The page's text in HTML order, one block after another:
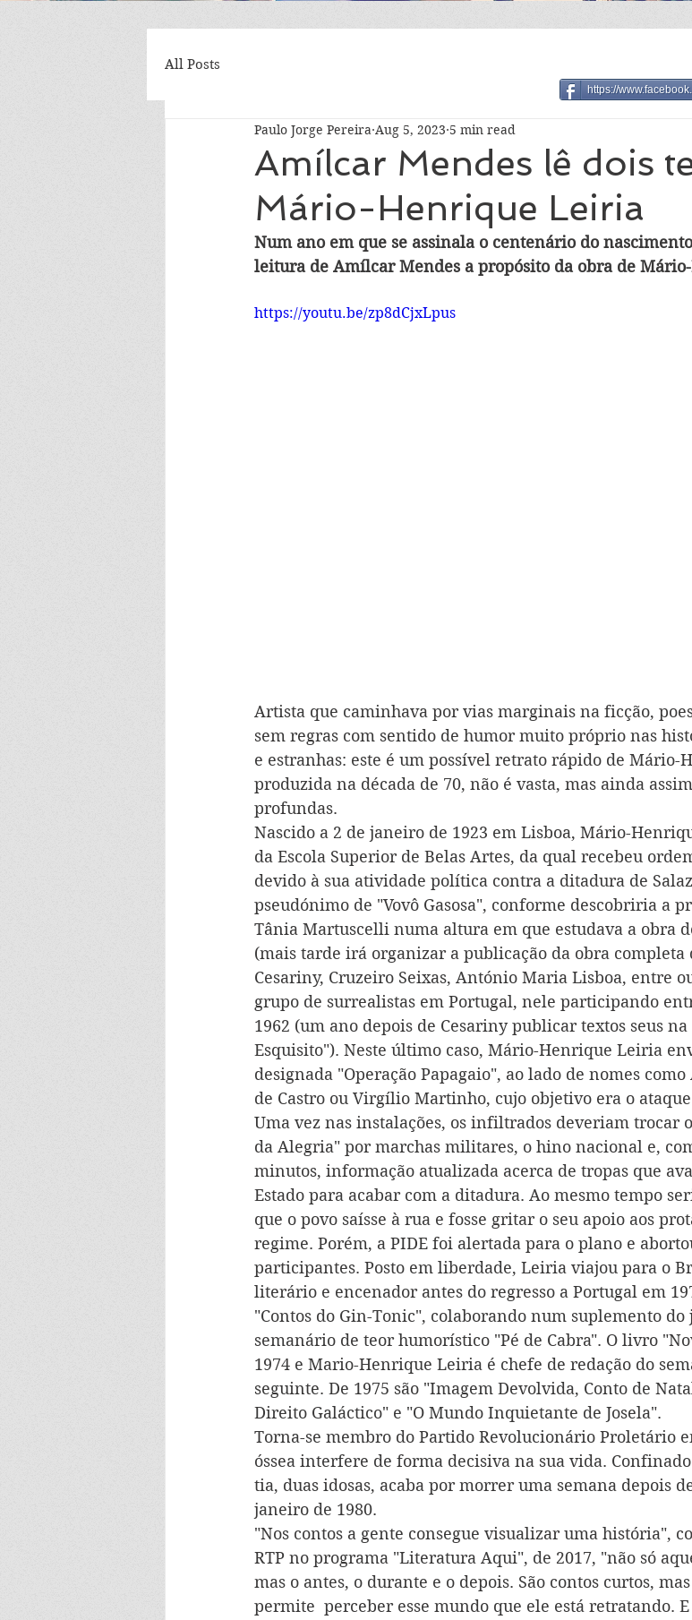
All Posts
Amílcar Mendes lê dois
Mário-Henrique Leiria
Paulo Jorge Pereira Aug 5, 2023 5 min read
Num ano em que se assinala o centenário do
leitura de Amílcar Mendes a propósito da obra de
https://youtu.be/zp8dCjxLpus
Artista que caminhava por vias marginais na ficção,
sem regras com sentido de humor muito próprio nas
e estranhas: este é um possível retrato rápido de
produzida na década de 70, não é vasta, mas ainda
profundas.
Nascido a 2 de janeiro de 1923 em Lisboa, Mário-
da Escola Superior de Belas Artes, da qual recebeu
devido à sua atividade política contra a ditadura de
pseudónimo de "Vovô Gasosa", conforme descobriria a
Tânia Martuscelli numa altura em que estudava a obra
(mais tarde irá organizar a publicação da obra
Cesariny, Cruzeiro Seixas, António Maria Lisboa, entre
grupo de surrealistas em Portugal, nele participando
1962 (um ano depois de Cesariny publicar textos seus
Esquisito"). Neste último caso, Mário-Henrique Leiria
designada "Operação Papagaio", ao lado de nomes
de Castro ou Virgílio Martinho, cujo objetivo era o
Uma vez nas instalações, os infiltrados deveriam trocar
da Alegria" por marchas militares, o hino nacional e,
minutos, informação atualizada acerca de tropas que
Estado para acabar com a ditadura. Ao mesmo tempo
que o povo saísse à rua e fosse gritar o seu apoio aos
regime. Porém, a PIDE foi alertada para o plano e
participantes. Posto em liberdade, Leiria viajou para o
literário e encenador antes do regresso a Portugal em
"Contos do Gin-Tonic", colaborando num suplemento
semanário de teor humorístico "Pé de Cabra". O livro
1974 e Mario-Henrique Leiria é chefe de redação do
seguinte. De 1975 são "Imagem Devolvida, Conto de
Direito Galáctico" e "O Mundo Inquietante de Josela".
Torna-se membro do Partido Revolucionário Proletário
óssea interfere de forma decisiva na sua vida.
tia, duas idosas, acaba por morrer uma semana depois
janeiro de 1980.
"Nos contos a gente consegue visualizar uma história",
RTP no programa "Literatura Aqui", de 2017, "não só
mas o antes, o durante e o depois. São contos curtos,
permite  perceber esse mundo que ele está retratando.
https://